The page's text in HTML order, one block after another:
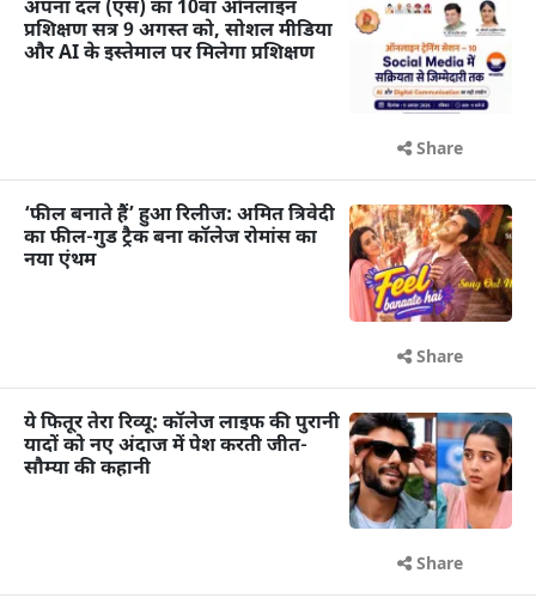
अपना दल (एस) का 10वां ऑनलाइन
प्रशिक्षण सत्र 9 अगस्त को, सोशल मीडिया
और AI के इस्तेमाल पर मिलेगा प्रशिक्षण
Share
‘फील बनाते हैं’ हुआ रिलीज: अमित त्रिवेदी
का फील-गुड ट्रैक बना कॉलेज रोमांस का
नया एंथम
Share
ये फितूर तेरा रिव्यू: कॉलेज लाइफ की पुरानी
यादों को नए अंदाज में पेश करती जीत-
सौम्या की कहानी
Share